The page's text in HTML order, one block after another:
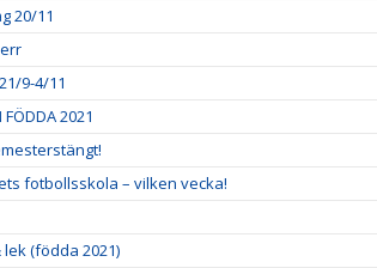
20/11
9-4/11
FÖDDA 2021
fotbollsskola – vilken vecka!
(födda 2021)